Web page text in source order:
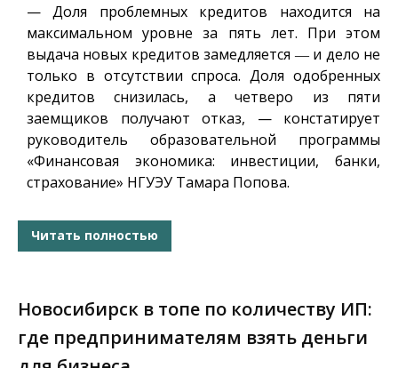
— Доля проблемных кредитов находится на
максимальном уровне за пять лет. При этом
выдача новых кредитов замедляется ― и дело не
только в отсутствии спроса. Доля одобренных
кредитов снизилась, а четверо из пяти
заемщиков получают отказ, — констатирует
руководитель образовательной программы
«Финансовая экономика: инвестиции, банки,
страхование» НГУЭУ Тамара Попова.
Читать полностью
Новосибирск в топе по количеству ИП:
где предпринимателям взять деньги